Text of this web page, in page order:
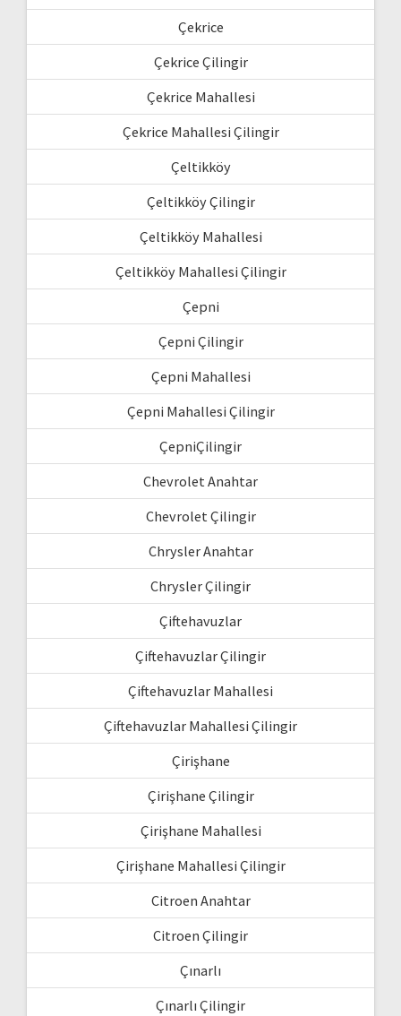
Çekrice
Çekrice Çilingir
Çekrice Mahallesi
Çekrice Mahallesi Çilingir
Çeltikköy
Çeltikköy Çilingir
Çeltikköy Mahallesi
Çeltikköy Mahallesi Çilingir
Çepni
Çepni Çilingir
Çepni Mahallesi
Çepni Mahallesi Çilingir
ÇepniÇilingir
Chevrolet Anahtar
Chevrolet Çilingir
Chrysler Anahtar
Chrysler Çilingir
Çiftehavuzlar
Çiftehavuzlar Çilingir
Çiftehavuzlar Mahallesi
Çiftehavuzlar Mahallesi Çilingir
Çirişhane
Çirişhane Çilingir
Çirişhane Mahallesi
Çirişhane Mahallesi Çilingir
Citroen Anahtar
Citroen Çilingir
Çınarlı
Çınarlı Çilingir